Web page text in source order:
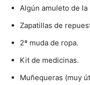
Algún amuleto de la
Zapatillas de
2ª muda de ropa.
Kit de medicinas.
Muñequeras (muy